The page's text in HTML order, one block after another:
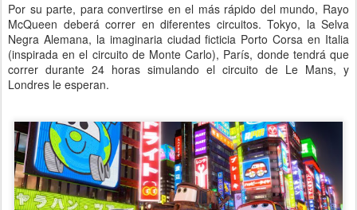
Por su parte, para convertirse en el más rápido del mundo, Rayo
McQueen deberá correr en diferentes circuitos. Tokyo, la Selva
Negra Alemana, la imaginaria ciudad ficticia Porto Corsa en Italia
(inspirada en el circuito de Monte Carlo), París, donde tendrá que
correr durante 24 horas simulando el circuito de Le Mans, y
Londres le esperan.